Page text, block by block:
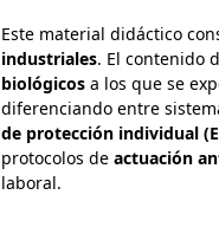
Este material didáctico
industriales. El contenido
biológicos a los que se
diferenciando entre
de protección individual
protocolos de actuación
laboral.